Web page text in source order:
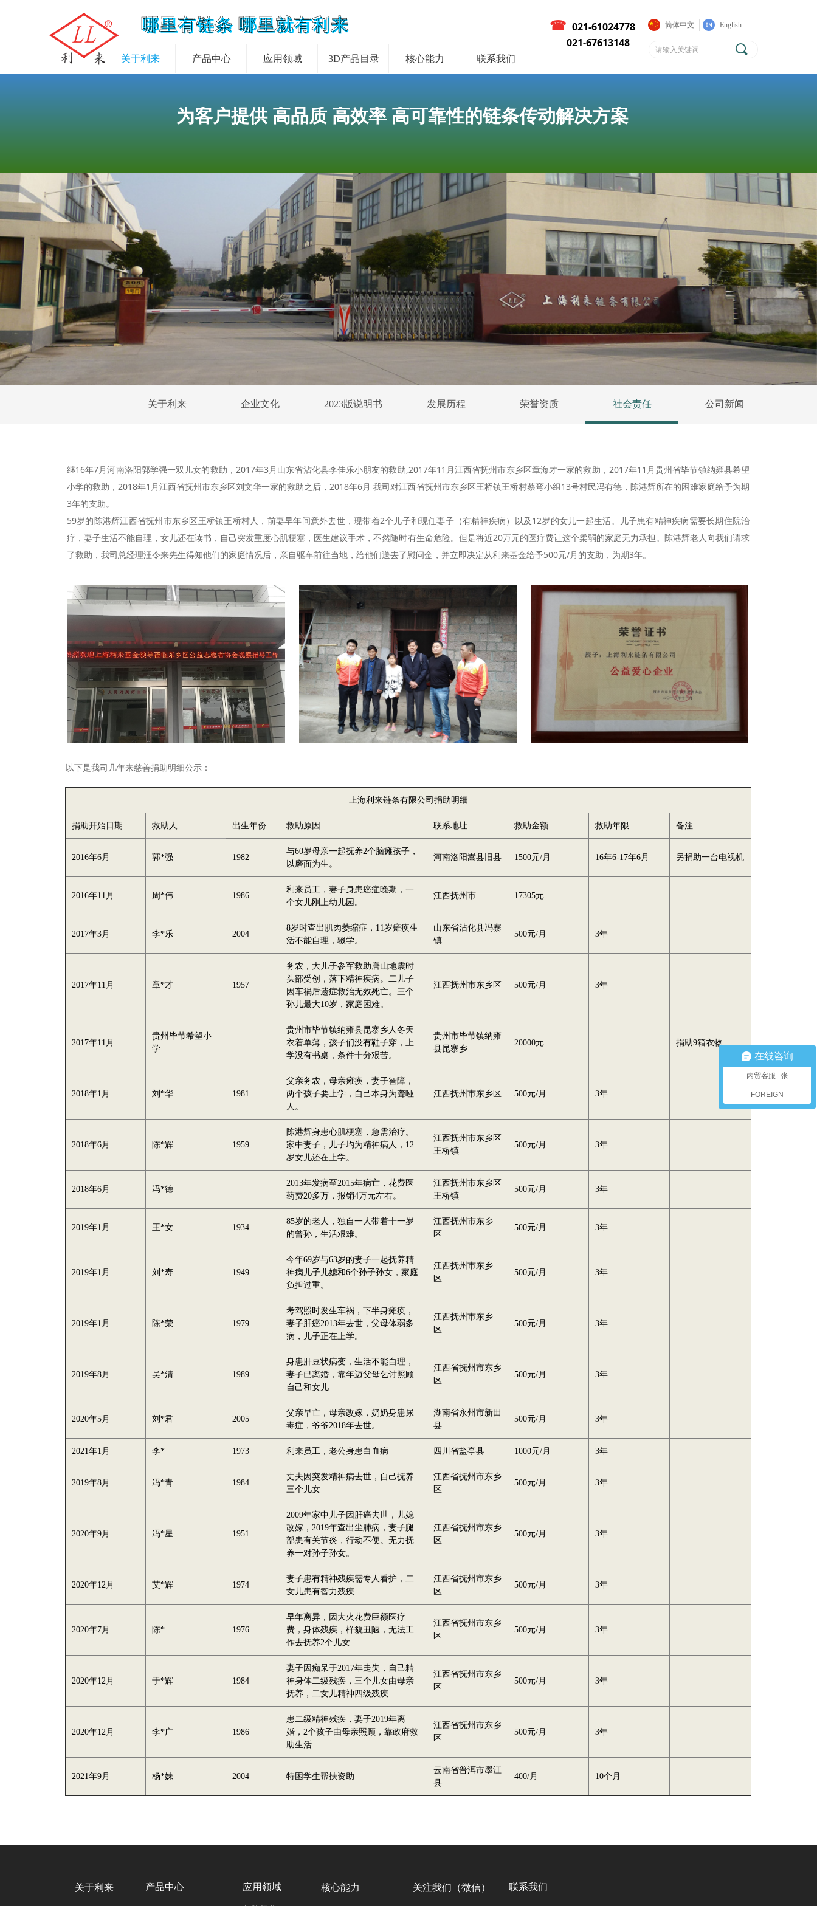
关于利来 产品中心 应用领域 3D产品目录 核心能力 联系我们
☎ 021-61024778
021-67613148
끠
简体中文 English
哪里有链条 哪里就有利来
为客户提供 高品质 高效率 高可靠性的链条传动解决方案
关于利来 企业文化 2023版说明书 发展历程 荣誉资质 社会责任 公司新闻
继16年7月河南洛阳郭学强一双儿女的救助，2017年3月山东省沾化县李佳乐小朋友的救助,2017年11月江西省抚州市东乡区章海才一家的救助，2017年11月贵州省毕节镇纳雍县希望
小学的救助，2018年1月江西省抚州市东乡区刘文华一家的救助之后，2018年6月 我司对江西省抚州市东乡区王桥镇王桥村蔡弯小组13号村民冯有德，陈港辉所在的困难家庭给予为期
3年的支助。
59岁的陈港辉江西省抚州市东乡区王桥镇王桥村人，前妻早年间意外去世，现带着2个儿子和现任妻子（有精神疾病）以及12岁的女儿一起生活。儿子患有精神疾病需要长期住院治
疗，妻子生活不能自理，女儿还在读书，自己突发重度心肌梗塞，医生建议手术，不然随时有生命危险。但是将近20万元的医疗费让这个柔弱的家庭无力承担。陈港辉老人向我们请求
了救助，我司总经理汪令来先生得知他们的家庭情况后，亲自驱车前往当地，给他们送去了慰问金，并立即决定从利来基金给予500元/月的支助，为期3年。
以下是我司几年来慈善捐助明细公示：
上海利来链条有限公司捐助明细
捐助开始日期 救助人 出生年份 救助原因 联系地址 救助金额 救助年限 备注
2016年6月 郭*强 1982
与60岁母亲一起抚养2个脑瘫孩子，
以磨面为生。
河南洛阳嵩县旧县 1500元/月 16年6-17年6月 另捐助一台电视机
2016年11月 周*伟 1986
利来员工，妻子身患癌症晚期，一
个女儿刚上幼儿园。
江西抚州市 17305元
2017年3月 李*乐 2004
8岁时查出肌肉萎缩症，11岁瘫痪生
活不能自理，辍学。
山东省沾化县冯寨
镇
500元/月 3年
2017年11月 章*才 1957
务农，大儿子参军救助唐山地震时
头部受创，落下精神疾病。二儿子
因车祸后遗症救治无效死亡。三个
孙儿最大10岁，家庭困难。
江西抚州市东乡区 500元/月 3年
2017年11月
贵州毕节希望小
学
贵州市毕节镇纳雍县昆寨乡人冬天
衣着单薄，孩子们没有鞋子穿，上
学没有书桌，条件十分艰苦。
贵州市毕节镇纳雍
县昆寨乡
20000元 捐助9箱衣物
2018年1月 刘*华 1981
父亲务农，母亲瘫痪，妻子智障，
两个孩子要上学，自己本身为聋哑
人。
江西抚州市东乡区 500元/月 3年
2018年6月 陈*辉 1959
陈港辉身患心肌梗塞，急需治疗。
家中妻子，儿子均为精神病人，12
岁女儿还在上学。
江西抚州市东乡区
王桥镇
500元/月 3年
2018年6月 冯*德
2013年发病至2015年病亡，花费医
药费20多万，报销4万元左右。
江西抚州市东乡区
王桥镇
500元/月 3年
2019年1月 王*女 1934
85岁的老人，独自一人带着十一岁
的曾孙，生活艰难。
江西抚州市东乡
区
500元/月 3年
2019年1月 刘*寿 1949
今年69岁与63岁的妻子一起抚养精
神病儿子儿媳和6个孙子孙女，家庭
负担过重。
江西抚州市东乡
区
500元/月 3年
2019年1月 陈*荣 1979
考驾照时发生车祸，下半身瘫痪，
妻子肝癌2013年去世，父母体弱多
病，儿子正在上学。
江西抚州市东乡
区
500元/月 3年
2019年8月 吴*清 1989
身患肝豆状病变，生活不能自理，
妻子已离婚，靠年迈父母乞讨照顾
自己和女儿
江西省抚州市东乡
区
500元/月 3年
2020年5月 刘*君 2005
父亲早亡，母亲改嫁，奶奶身患尿
毒症，爷爷2018年去世。
湖南省永州市新田
县
500元/月 3年
2021年1月 李* 1973 利来员工，老公身患白血病 四川省盐亭县 1000元/月 3年
2019年8月 冯*青 1984
丈夫因突发精神病去世，自己抚养
三个儿女
江西省抚州市东乡
区
500元/月 3年
2020年9月 冯*星 1951
2009年家中儿子因肝癌去世，儿媳
改嫁，2019年查出尘肺病，妻子腿
部患有关节炎，行动不便。无力抚
养一对孙子孙女。
江西省抚州市东乡
区
500元/月 3年
2020年12月 艾*辉 1974
妻子患有精神残疾需专人看护，二
女儿患有智力残疾
江西省抚州市东乡
区
500元/月 3年
2020年7月 陈* 1976
早年离异，因大火花费巨额医疗
费，身体残疾，样貌丑陋，无法工
作去抚养2个儿女
江西省抚州市东乡
区
500元/月 3年
2020年12月 于*辉 1984
妻子因痴呆于2017年走失，自己精
神身体二级残疾，三个儿女由母亲
抚养，二女儿精神四级残疾
江西省抚州市东乡
区
500元/月 3年
2020年12月 李*广 1986
患二级精神残疾，妻子2019年离
婚，2个孩子由母亲照顾，靠政府救
助生活
江西省抚州市东乡
区
500元/月 3年
2021年9月 杨*妹 2004 特困学生帮扶资助
云南省普洱市墨江
县
400/月 10个月
关于利来 产品中心 核心能力
应用领域 关注我们（微信） 联系我们
在线咨询
内贸客服--张
FOREIGN